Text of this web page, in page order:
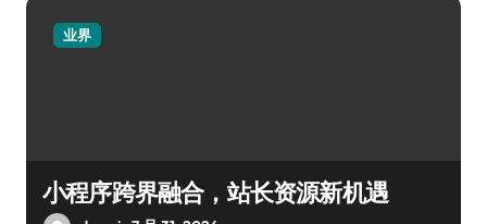
业界
小程序跨界融合，站长资源新机遇